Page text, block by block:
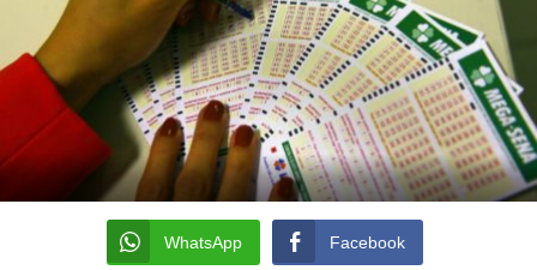
WhatsApp Facebook